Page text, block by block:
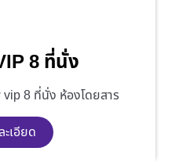
8 ที่นั่ง
8 ที่นั่ง ห้องโดยสาร
เอียด